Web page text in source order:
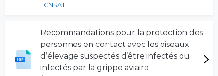
TCNSAT
Recommandations pour la protection des
personnes en contact avec les oiseaux
d’élevage suspectés d’être infectés ou
infectés par la grippe aviaire